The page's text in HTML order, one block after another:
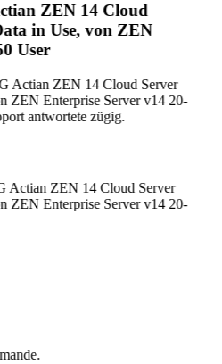
ZEN 14 Cloud
in Use, von ZEN
User
Actian ZEN 14 Cloud Server
Enterprise Server v14 20-
antwortete zügig.
Actian ZEN 14 Cloud Server
Enterprise Server v14 20-